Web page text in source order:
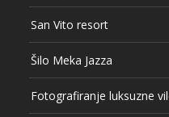
San Vito resort
Šilo Meka Jazza
Fotografiranje luksuzne